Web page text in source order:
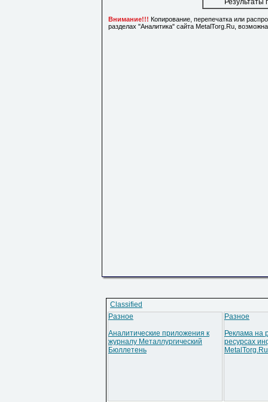
Результаты
Внимание!!! Копирование, перепечатка или
разделах "Аналитика" сайта MetalTorg.Ru,
Classified
Разное
Аналитические приложения к
журналу Металлургический
Бюллетень
Разное
Реклама на
ресурсах
MetalTorg.Ru